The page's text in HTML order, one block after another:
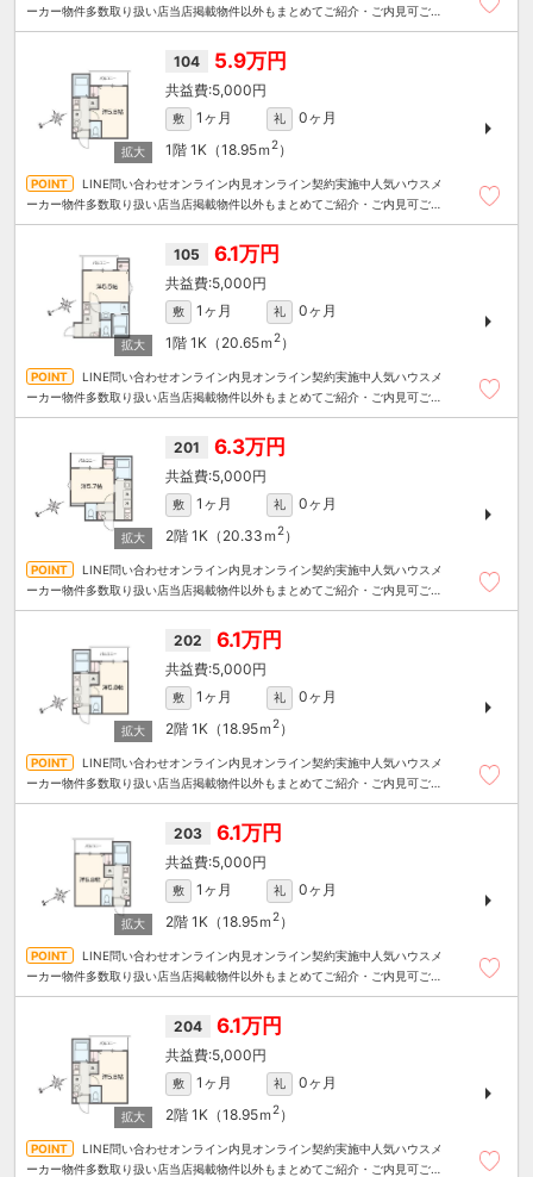
ーカー物件多数取り扱い店当店掲載物件以外もまとめてご紹介・ご内見可ご予
104 5.9万円
5,000円
敷 1ヶ月 礼
0ヶ月
1階 1K（18.95ｍ 2）
LINE問い合わせオンライン内見オンライン契約実施中人気ハウスメ
ーカー物件多数取り扱い店当店掲載物件以外もまとめてご紹介・ご内見可ご予
105 6.1万円
5,000円
敷 1ヶ月 礼
0ヶ月
1階 1K（20.65ｍ 2）
LINE問い合わせオンライン内見オンライン契約実施中人気ハウスメ
ーカー物件多数取り扱い店当店掲載物件以外もまとめてご紹介・ご内見可ご予
201 6.3万円
5,000円
敷 1ヶ月 礼
0ヶ月
2階 1K（20.33ｍ 2）
LINE問い合わせオンライン内見オンライン契約実施中人気ハウスメ
ーカー物件多数取り扱い店当店掲載物件以外もまとめてご紹介・ご内見可ご予
202 6.1万円
5,000円
敷 1ヶ月 礼
0ヶ月
2階 1K（18.95ｍ 2）
LINE問い合わせオンライン内見オンライン契約実施中人気ハウスメ
ーカー物件多数取り扱い店当店掲載物件以外もまとめてご紹介・ご内見可ご予
203 6.1万円
5,000円
敷 1ヶ月 礼
0ヶ月
2階 1K（18.95ｍ 2）
LINE問い合わせオンライン内見オンライン契約実施中人気ハウスメ
ーカー物件多数取り扱い店当店掲載物件以外もまとめてご紹介・ご内見可ご予
204 6.1万円
5,000円
敷 1ヶ月 礼
0ヶ月
2階 1K（18.95ｍ 2）
LINE問い合わせオンライン内見オンライン契約実施中人気ハウスメ
ーカー物件多数取り扱い店当店掲載物件以外もまとめてご紹介・ご内見可ご予